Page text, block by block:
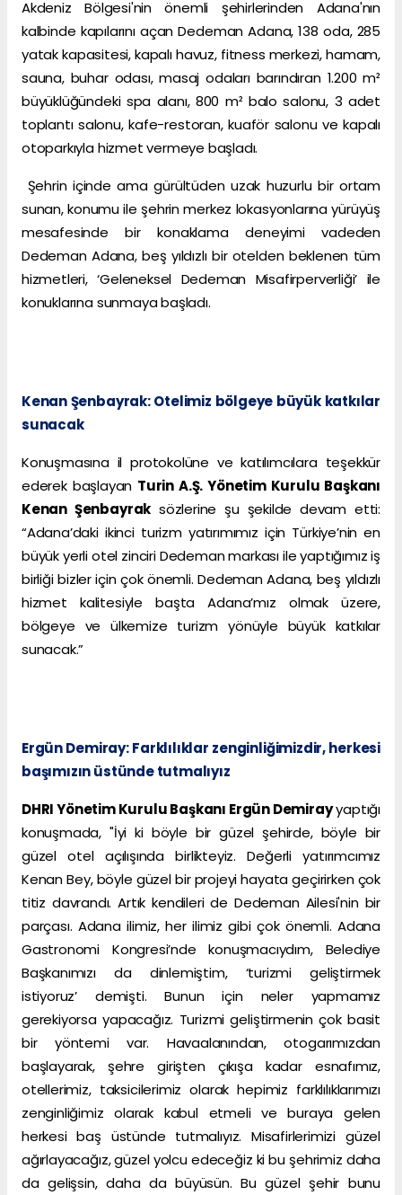
Akdeniz Bölgesi'nin önemli şehirlerinden Adana'nın
kalbinde kapılarını açan Dedeman Adana, 138 oda, 285
yatak kapasitesi, kapalı havuz, fitness merkezi, hamam,
sauna, buhar odası, masaj odaları barındıran 1.200 m²
büyüklüğündeki spa alanı, 800 m² balo salonu, 3 adet
toplantı salonu, kafe-restoran, kuaför salonu ve kapalı
otoparkıyla hizmet vermeye başladı.
Şehrin içinde ama gürültüden uzak huzurlu bir ortam
sunan, konumu ile şehrin merkez lokasyonlarına yürüyüş
mesafesinde bir konaklama deneyimi vadeden
Dedeman Adana, beş yıldızlı bir otelden beklenen tüm
hizmetleri, ‘Geleneksel Dedeman Misafirperverliği’ ile
konuklarına sunmaya başladı.
Kenan Şenbayrak: Otelimiz bölgeye büyük katkılar
sunacak
Konuşmasına il protokolüne ve katılımcılara teşekkür
ederek başlayan Turin A.Ş. Yönetim Kurulu Başkanı
Kenan Şenbayrak sözlerine şu şekilde devam etti:
“Adana’daki ikinci turizm yatırımımız için Türkiye’nin en
büyük yerli otel zinciri Dedeman markası ile yaptığımız iş
birliği bizler için çok önemli. Dedeman Adana, beş yıldızlı
hizmet kalitesiyle başta Adana’mız olmak üzere,
bölgeye ve ülkemize turizm yönüyle büyük katkılar
sunacak.”
Ergün Demiray: Farklılıklar zenginliğimizdir, herkesi
başımızın üstünde tutmalıyız
DHRI Yönetim Kurulu Başkanı Ergün Demirayyaptığı
konuşmada, "İyi ki böyle bir güzel şehirde, böyle bir
güzel otel açılışında birlikteyiz. Değerli yatırımcımız
Kenan Bey, böyle güzel bir projeyi hayata geçirirken çok
titiz davrandı. Artık kendileri de Dedeman Ailesi'nin bir
parçası. Adana ilimiz, her ilimiz gibi çok önemli. Adana
Gastronomi Kongresi’nde konuşmacıydım, Belediye
Başkanımızı da dinlemiştim, ‘turizmi geliştirmek
istiyoruz’ demişti. Bunun için neler yapmamız
gerekiyorsa yapacağız. Turizmi geliştirmenin çok basit
bir yöntemi var. Havaalanından, otogarımızdan
başlayarak, şehre girişten çıkışa kadar esnafımız,
otellerimiz, taksicilerimiz olarak hepimiz farklılıklarımızı
zenginliğimiz olarak kabul etmeli ve buraya gelen
herkesi baş üstünde tutmalıyız. Misafirlerimizi güzel
ağırlayacağız, güzel yolcu edeceğiz ki bu şehrimiz daha
da gelişsin, daha da büyüsün. Bu güzel şehir bunu